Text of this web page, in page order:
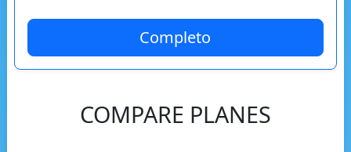
Completo
COMPARE PLANES